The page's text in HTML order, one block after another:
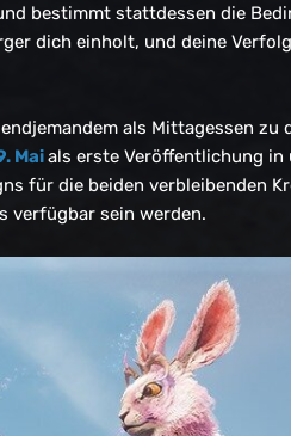
bestimmt stattdessen die
dich einholt, und deine
als Mittagessen
Maials erste Veröffentlichung in
für die beiden verbleibenden
verfügbar sein werden.